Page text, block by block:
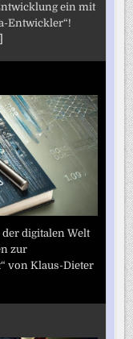
ein mit
Entwickler“!
digitalen Welt
zur
von Klaus-Dieter